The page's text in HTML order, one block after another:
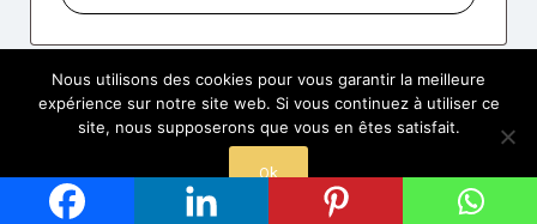
Besoin d'un Artisan de Confiance ?
Nous utilisons des cookies pour vous garantir la meilleure
expérience sur notre site web. Si vous continuez à utiliser ce
site, nous supposerons que vous en êtes satisfait.
Ok